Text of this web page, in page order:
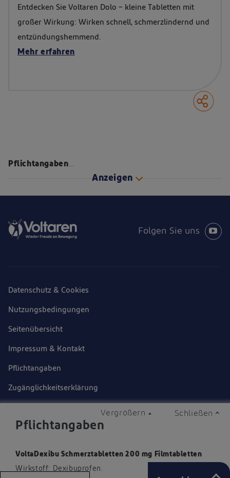
Entdecken Sie Voltaren Dolo – kleine Tabletten mit
großer Wirkung: Wirken schnell, schmerzlindernd und
entzündungshemmend.
Mehr erfahren
Pflichtangaben...
Anzeigen
Datenschutz & Cookies
Nutzungsbedingungen
Seitenübersicht
Impressum & Kontakt
Pflichtangaben
Zugänglichkeitserklärung
Folgen Sie uns
Marken sind Eigentum der Haleon Unternehmensgruppe
© 2025 Haleon oder Lizenzgeber.
Vergrößern Schließen
Pflichtangaben
VoltaDexibu Schmerztabletten 200 mg Filmtabletten
Wirkstoff: Dexibuprofen.